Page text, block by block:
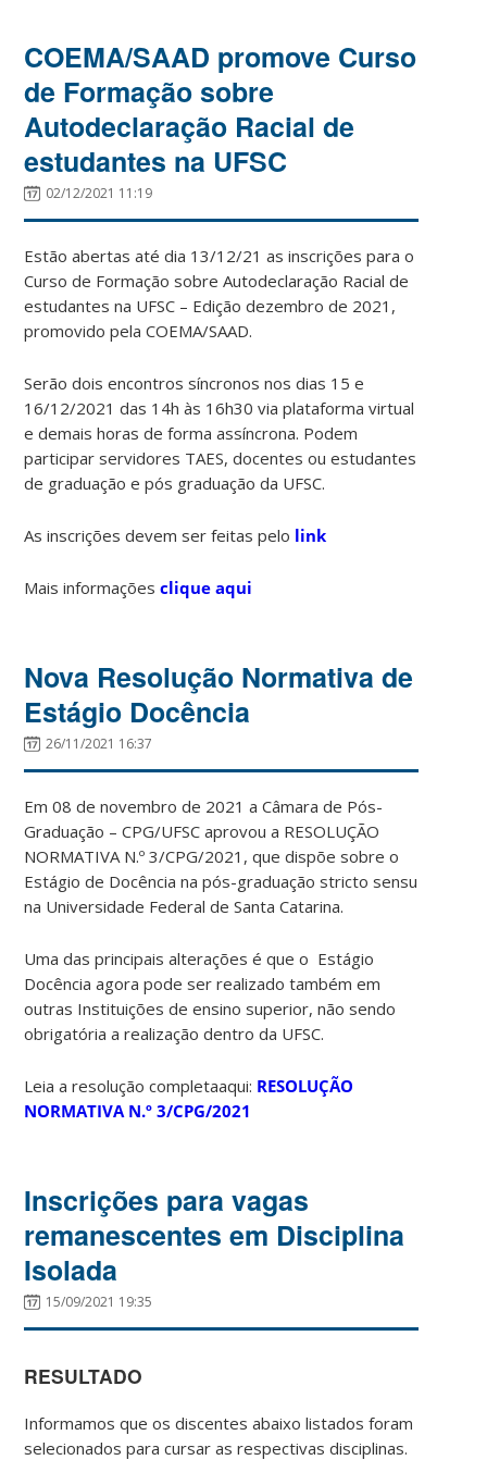
COEMA/SAAD promove Curso
de Formação sobre
Autodeclaração Racial de
estudantes na UFSC
02/12/2021 11:19
Estão abertas até dia 13/12/21 as inscrições para o
Curso de Formação sobre Autodeclaração Racial de
estudantes na UFSC – Edição dezembro de 2021,
promovido pela COEMA/SAAD.
Serão dois encontros síncronos nos dias 15 e
16/12/2021 das 14h às 16h30 via plataforma virtual
e demais horas de forma assíncrona. Podem
participar servidores TAES, docentes ou estudantes
de graduação e pós graduação da UFSC.
As inscrições devem ser feitas pelo link
Mais informaçõesclique aqui
Nova Resolução Normativa de
Estágio Docência
26/11/2021 16:37
Em 08 de novembro de 2021 a Câmara de Pós-
Graduação – CPG/UFSC aprovou a RESOLUÇÃO
NORMATIVA N.º 3/CPG/2021, que dispõe sobre o
Estágio de Docência na pós-graduação stricto sensu
na Universidade Federal de Santa Catarina.
Uma das principais alterações é que o Estágio
Docência agora pode ser realizado também em
outras Instituições de ensino superior, não sendo
obrigatória a realização dentro da UFSC.
Leia a resolução completaaqui: RESOLUÇÃO
NORMATIVA N.º 3/CPG/2021
Inscrições para vagas
remanescentes em Disciplina
Isolada
15/09/2021 19:35
RESULTADO
Informamos que os discentes abaixo listados foram
selecionados para cursar as respectivas disciplinas.